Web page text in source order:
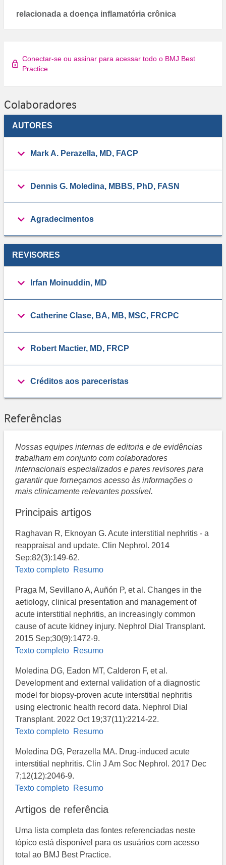
relacionada a doença inflamatória crônica
Conectar-se ou assinar para acessar todo o BMJ Best
Practice
Colaboradores
AUTORES
Mark A. Perazella, MD, FACP
Dennis G. Moledina, MBBS, PhD, FASN
Agradecimentos
REVISORES
Irfan Moinuddin, MD
Catherine Clase, BA, MB, MSC, FRCPC
Robert Mactier, MD, FRCP
Créditos aos pareceristas
Referências
Nossas equipes internas de editoria e de evidências
trabalham em conjunto com colaboradores
internacionais especializados e pares revisores para
garantir que forneçamos acesso às informações o
mais clinicamente relevantes possível.
Principais artigos
Raghavan R, Eknoyan G. Acute interstitial nephritis - a
reappraisal and update. Clin Nephrol. 2014
Sep;82(3):149-62.
Texto completo Resumo
Praga M, Sevillano A, Auñón P, et al. Changes in the
aetiology, clinical presentation and management of
acute interstitial nephritis, an increasingly common
cause of acute kidney injury. Nephrol Dial Transplant.
2015 Sep;30(9):1472-9.
Texto completo Resumo
Moledina DG, Eadon MT, Calderon F, et al.
Development and external validation of a diagnostic
model for biopsy-proven acute interstitial nephritis
using electronic health record data. Nephrol Dial
Transplant. 2022 Oct 19;37(11):2214-22.
Texto completo Resumo
Moledina DG, Perazella MA. Drug-induced acute
interstitial nephritis. Clin J Am Soc Nephrol. 2017 Dec
7;12(12):2046-9.
Texto completo Resumo
Artigos de referência
Uma lista completa das fontes referenciadas neste
tópico está disponível para os usuários com acesso
total ao BMJ Best Practice.